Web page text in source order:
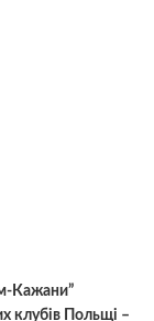
Кажани”
клубів Польщі –